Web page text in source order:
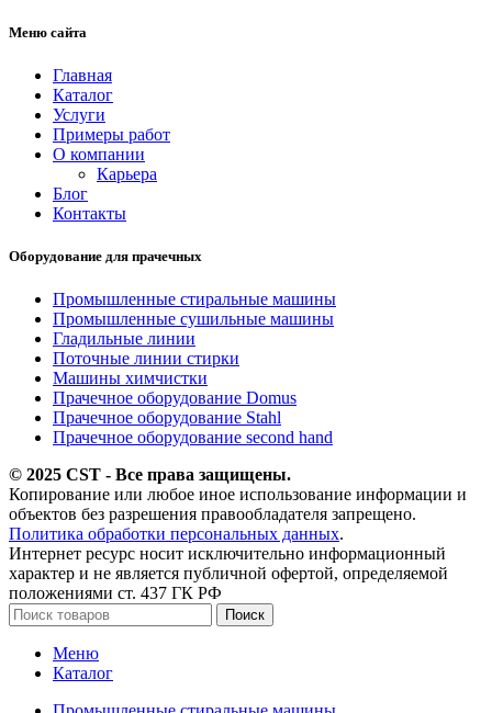
Меню сайта
Главная
Каталог
Услуги
Примеры работ
О компании
Карьера
Блог
Контакты
Оборудование для прачечных
Промышленные стиральные машины
Промышленные сушильные машины
Гладильные линии
Поточные линии стирки
Машины химчистки
Прачечное оборудование Domus
Прачечное оборудование Stahl
Прачечное оборудование second hand
© 2025 CST - Все права защищены.
Копирование или любое иное использование информации и
объектов без разрешения правообладателя запрещено.
Политика обработки персональных данных.
Интернет ресурс носит исключительно информационный
характер и не является публичной офертой, определяемой
положениями ст. 437 ГК РФ
Поиск
Меню
Каталог